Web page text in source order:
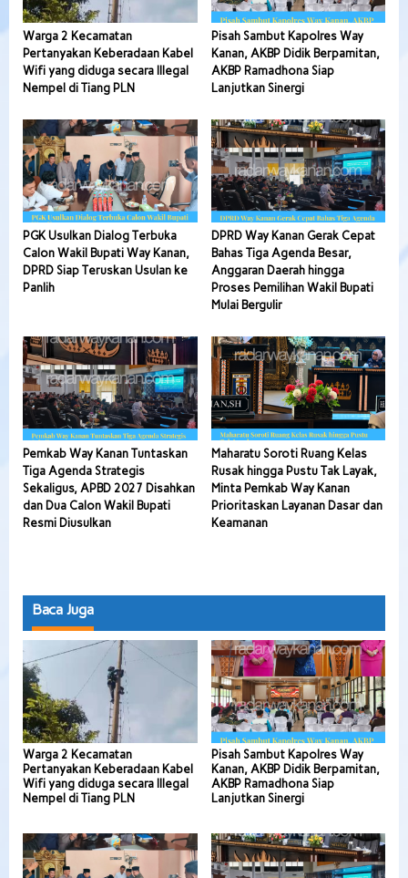
Warga 2 Kecamatan
Pertanyakan Keberadaan Kabel
Wifi yang diduga secara Illegal
Nempel di Tiang PLN
Pisah Sambut Kapolres Way
Kanan, AKBP Didik Berpamitan,
AKBP Ramadhona Siap
Lanjutkan Sinergi
PGK Usulkan Dialog Terbuka
Calon Wakil Bupati Way Kanan,
DPRD Siap Teruskan Usulan ke
Panlih
DPRD Way Kanan Gerak Cepat
Bahas Tiga Agenda Besar,
Anggaran Daerah hingga
Proses Pemilihan Wakil Bupati
Mulai Bergulir
Pemkab Way Kanan Tuntaskan
Tiga Agenda Strategis
Sekaligus, APBD 2027 Disahkan
dan Dua Calon Wakil Bupati
Resmi Diusulkan
Maharatu Soroti Ruang Kelas
Rusak hingga Pustu Tak Layak,
Minta Pemkab Way Kanan
Prioritaskan Layanan Dasar dan
Keamanan
Baca Juga
Warga 2 Kecamatan
Pertanyakan Keberadaan Kabel
Wifi yang diduga secara Illegal
Nempel di Tiang PLN
Pisah Sambut Kapolres Way
Kanan, AKBP Didik Berpamitan,
AKBP Ramadhona Siap
Lanjutkan Sinergi